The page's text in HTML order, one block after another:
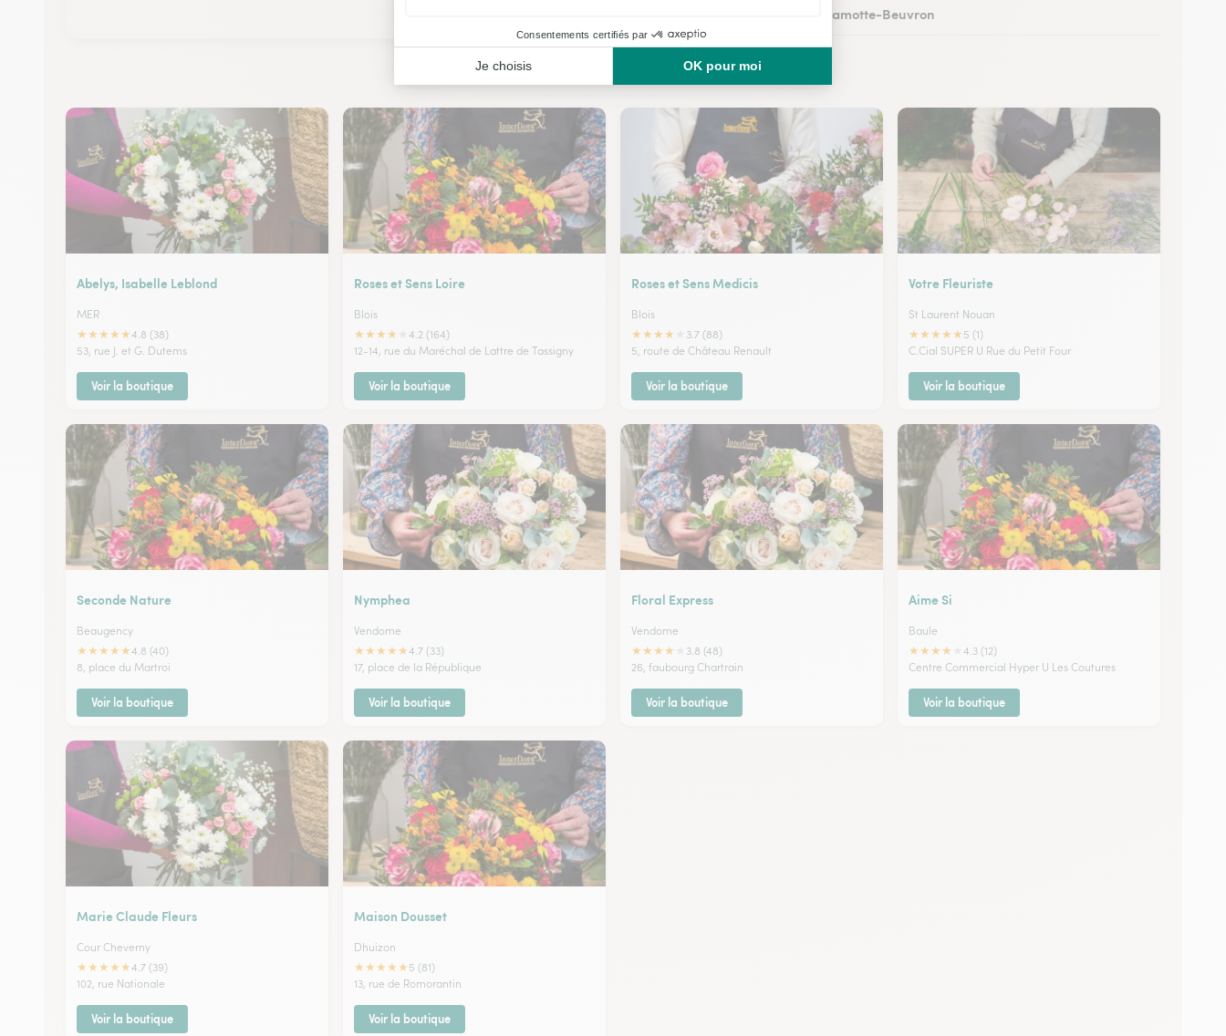
Fleuristes à Lamotte-Beuvron
Nos fleuristes à Maves
Abelys, Isabelle Leblond
MER
★★★★★4.8 (38)
53, rue J. et G. Dutems
Voir la boutique
Roses et Sens Loire
Blois
★★★★
4.2 (164)
12-14, rue du Maréchal de Lattre de Tassigny
Voir la boutique
Roses et Sens Medicis
Blois
★★★★
3.7 (88)
5, route de Château Renault
Voir la boutique
Votre Fleuriste
St Laurent Nouan
★★★★★ 5 (1)
C.Cial SUPER U Rue du Petit Four
Voir la boutique
Seconde Nature
Beaugency
★★★★★4.8 (40)
8, place du Martroi
Voir la boutique
Nymphea
Vendome
★★★★★4.7 (33)
17, place de la République
Voir la boutique
Floral Express
Vendome
★★★★
3.8 (48)
26, faubourg Chartrain
Voir la boutique
Aime Si
Baule
★★★★
4.3 (12)
Centre Commercial Hyper U Les Coutures
Voir la boutique
Marie Claude Fleurs
Cour Cheverny
★★★★★4.7 (39)
102, rue Nationale
Voir la boutique
Maison Dousset
Dhuizon
★★★★★ 5 (81)
13, rue de Romorantin
Voir la boutique